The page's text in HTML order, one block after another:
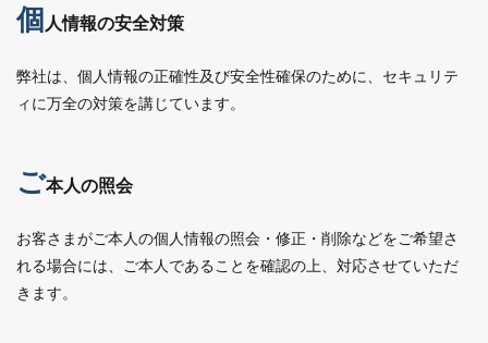
個 人情報の安全対策
弊社は、個人情報の正確性及び安全性確保のために、セキュリテ
ィに万全の対策を講じています。
ご本人の照会
お客さまがご本人の個人情報の照会・修正・削除などをご希望さ
れる場合には、ご本人であることを確認の上、対応させていただ
きます。